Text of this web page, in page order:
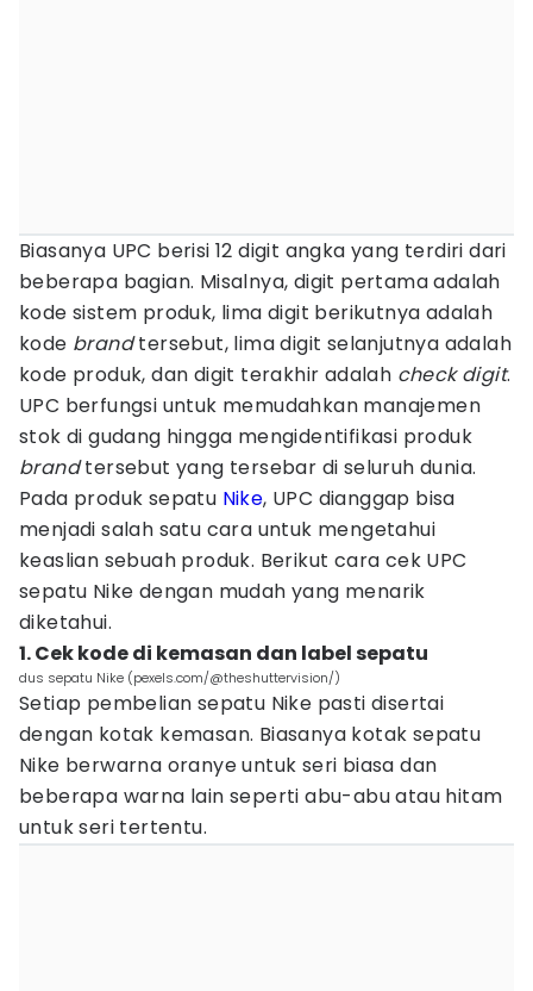
Biasanya UPC berisi 12 digit angka yang terdiri dari
beberapa bagian. Misalnya, digit pertama adalah
kode sistem produk, lima digit berikutnya adalah
kode brandtersebut, lima digit selanjutnya adalah
kode produk, dan digit terakhir adalah check digit.
UPC berfungsi untuk memudahkan manajemen
stok di gudang hingga mengidentifikasi produk
brandtersebut yang tersebar di seluruh dunia.
Pada produk sepatu Nike, UPC dianggap bisa
menjadi salah satu cara untuk mengetahui
keaslian sebuah produk. Berikut cara cek UPC
sepatu Nike dengan mudah yang menarik
diketahui.
1. Cek kode di kemasan dan label sepatu
dus sepatu Nike (pexels.com/@theshuttervision/)
Setiap pembelian sepatu Nike pasti disertai
dengan kotak kemasan. Biasanya kotak sepatu
Nike berwarna oranye untuk seri biasa dan
beberapa warna lain seperti abu-abu atau hitam
untuk seri tertentu.